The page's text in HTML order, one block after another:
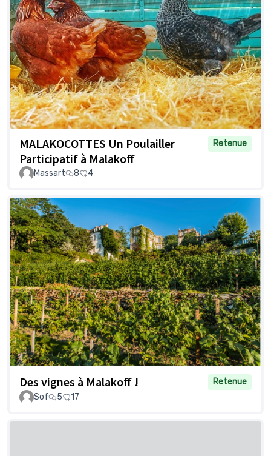
MALAKOCOTTES Un Poulailler
Participatif à Malakoff
Retenue
Massart 8 4
Des vignes à Malakoff !
Retenue
Sof
5 17